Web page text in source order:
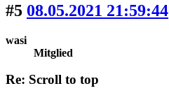
#5 08.05.2021 21:59:44
wasi
Mitglied
Re: Scroll to top